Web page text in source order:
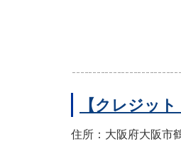
【クレジッ
住所：大阪府大阪市